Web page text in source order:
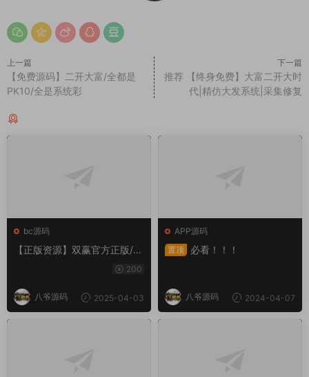
上一篇
【免费源码】二开大富/全都是
PK10/全是系统彩
下一篇
推荐 【终身免费】大富二开大时
代|精仿大发系统|采集修复
bc源码
【正版资源】双赢官方正版/带
改单+预设+控制/完整/独立代
200
八爷源码 2025-04-03
APP源码
置顶
必看！！！
八爷源码 2024-04-07